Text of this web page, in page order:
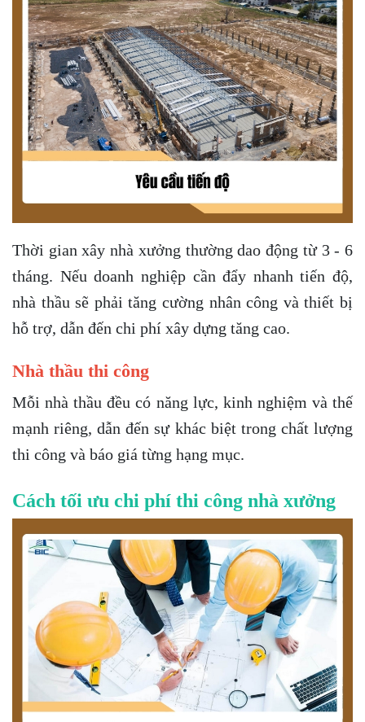
Thời gian xây nhà xưởng thường dao động từ 3 - 6
tháng. Nếu doanh nghiệp cần đẩy nhanh tiến độ,
nhà thầu sẽ phải tăng cường nhân công và thiết bị
hỗ trợ, dẫn đến chi phí xây dựng tăng cao.
Nhà thầu thi công
Mỗi nhà thầu đều có năng lực, kinh nghiệm và thế
mạnh riêng, dẫn đến sự khác biệt trong chất lượng
thi công và báo giá từng hạng mục.
Cách tối ưu chi phí thi công nhà xưởng